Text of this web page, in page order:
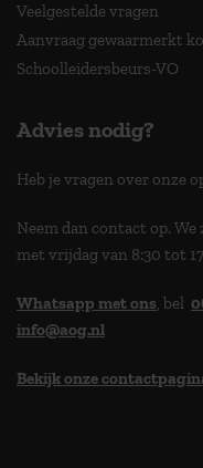
Veelgestelde vragen
Aanvraag gewaarmerkt
Schoolleidersbeurs-VO
Advies nodig?
Heb je vragen over onze
Neem dan contact op.
met vrijdag van 8:30 tot
Whatsapp met ons, bel
info@aog.nl
Bekijk onze